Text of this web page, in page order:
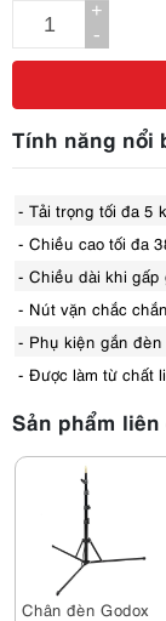
+
-
Tính năng nổi
- Tải trọng tối đa 5
- Chiều cao tối đa
- Chiều dài khi gấp
- Nút vặn chắc
- Phụ kiện gắn
- Được làm từ chất
Sản phẩm liên
Chân đèn Godox